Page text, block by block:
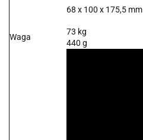
68 x 100 x 175,5 mm
Waga
73 kg
440 g